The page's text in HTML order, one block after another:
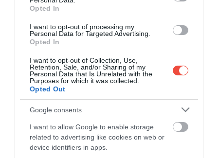
Opted In
I want to opt-out of processing my
Personal Data for Targeted Advertising.
Opted In
I want to opt-out of Collection, Use,
Retention, Sale, and/or Sharing of my
Personal Data that Is Unrelated with the
Purposes for which it was collected.
Opted Out
Google consents
I want to allow Google to enable storage
related to advertising like cookies on web or
device identifiers in apps.
Insulele Hallig
Istoria micii linii începe la începutul secolului al XX-
lea. În anii 1930, odată cu accelerarea lucrărilor de
apărare maritimă, inginerii aveau nevoie să mute
cantități mari de piatră către zonele care ajungeau
sub apă.Drumul clasic se bloca la maree